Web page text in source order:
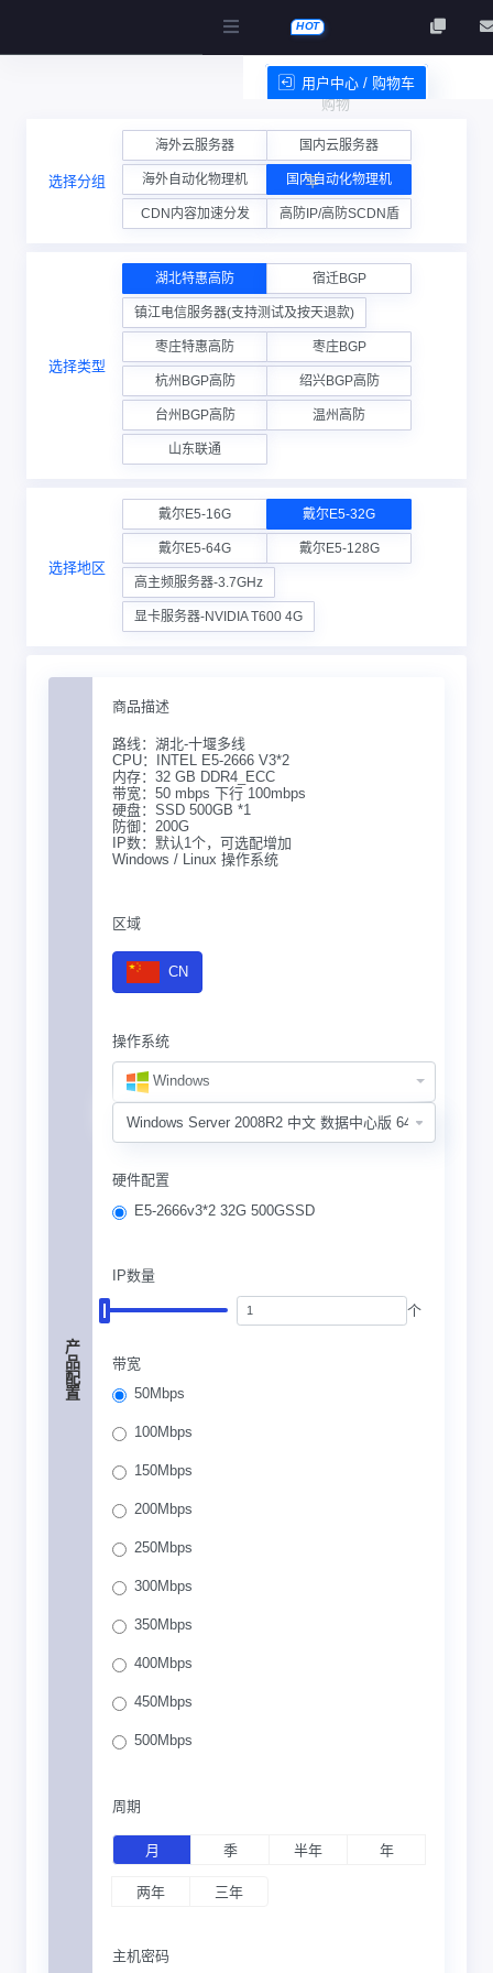
HOT
购物
车
用户中心 / 购物车
服务条款
选择分组
海外云服务器 国内云服务器
海外自动化物理机 国内自动化物理机
CDN内容加速分发 高防IP/高防SCDN盾
选择类型
湖北特惠高防 宿迁BGP
镇江电信服务器(支持测试及按天退款)
枣庄特惠高防 枣庄BGP
杭州BGP高防 绍兴BGP高防
台州BGP高防 温州高防
山东联通
选择地区
戴尔E5-16G 戴尔E5-32G
戴尔E5-64G 戴尔E5-128G
高主频服务器-3.7GHz
显卡服务器-NVIDIA T600 4G
产品配置
商品描述
路线：湖北-十堰多线
CPU：INTEL E5-2666 V3*2
内存：32 GB DDR4_ECC
带宽：50 mbps 下行 100mbps
硬盘：SSD 500GB *1
防御：200G
IP数：默认1个，可选配增加
Windows / Linux 操作系统
区域
CN
操作系统
Windows
硬件配置
E5-2666v3*2 32G 500GSSD
IP数量
个
带宽
50Mbps
100Mbps
150Mbps
200Mbps
250Mbps
300Mbps
350Mbps
400Mbps
450Mbps
500Mbps
周期
月 季 半年 年
两年 三年
主机密码